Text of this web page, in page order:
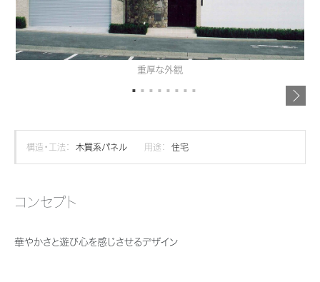
住まいづくりガイド
買う
中古住宅検索
分譲マンション検索
売る
法人のお客さま
企業不動産活用（CRE）戦略
社宅建築
医療・介護・子育て・障がい福祉施設
土地活用の基礎から長期安定経営を目指すオーナー様まで、賃貸経営に
リフォーム事例
事業用
ホテル・旅館リフォーム
分譲マンション開発事業
収益不動産・投資開発事業
事業用売買
住まいるりんぐ（ロングサポート）
保証制度
ご相談窓口
お客様センター
企業・IR
ニュース
ミサワホームグループ
IR情報
SDGs
展示場・イベント情報
カタログ請求
重厚な外観
構造・工法： 木質系パネル 用途： 住宅
コンセプト
華やかさと遊び心を感じさせるデザイン